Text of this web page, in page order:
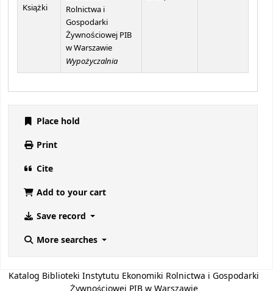
Książki
Rolnictwa i
Gospodarki
Żywnościowej PIB
w Warszawie
Wypożyczalnia
Place hold
Print
Cite
Add to your cart
Save record
More searches
Katalog Biblioteki Instytutu Ekonomiki Rolnictwa i Gospodarki